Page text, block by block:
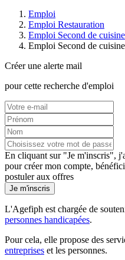
Emploi
Emploi Restauration
Emploi Second de cuisine
Emploi Second de
Créer une alerte mail
pour cette recherche d'emploi
En cliquant sur "Je m'inscris",
pour créer mon compte,
postuler aux offres
Je m'inscris
L'Agefiph est chargée de
personnes handicapées.
Pour cela, elle propose des
entreprises et les personnes.